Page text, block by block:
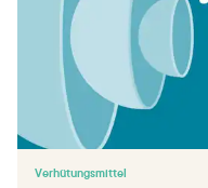
Verhütungsmittel